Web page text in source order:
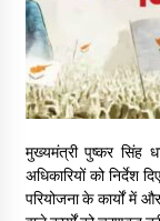
मुख्यमंत्री पुष्कर सिंह
अधिकारियों को निर्देश
परियोजना के कार्यों में